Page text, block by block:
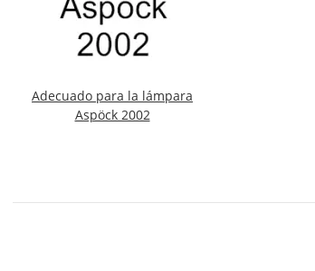
Adecuado para la lámpara
Aspöck 2002